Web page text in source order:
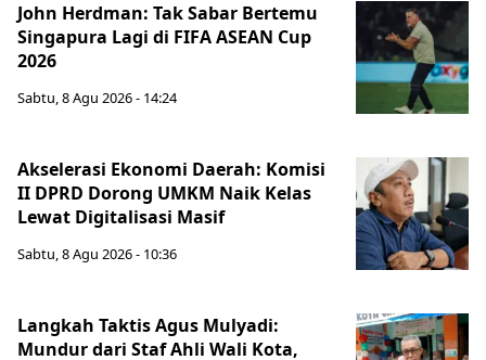
John Herdman: Tak Sabar Bertemu
Singapura Lagi di FIFA ASEAN Cup
2026
Sabtu, 8 Agu 2026 - 14:24
Akselerasi Ekonomi Daerah: Komisi
II DPRD Dorong UMKM Naik Kelas
Lewat Digitalisasi Masif
Sabtu, 8 Agu 2026 - 10:36
Langkah Taktis Agus Mulyadi:
Mundur dari Staf Ahli Wali Kota,